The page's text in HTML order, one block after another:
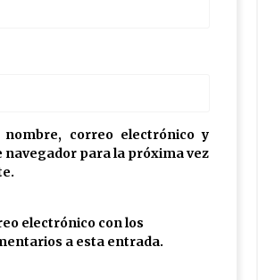
nombre, correo electrónico y
navegador para la próxima vez
electrónico con los
a esta entrada.